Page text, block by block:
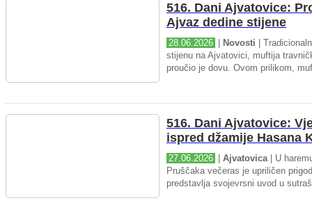
516. Dani Ajvatovice:
Ajvaz dedine stijene
28.06.2026 Novosti |
stijenu na Ajvatovici, muftija
proučio je dovu. Ovom prilikom,
516. Dani Ajvatovice:
ispred džamije Hasana
27.06.2026 Ajvatovica| U
Pruščaka večeras je upriličen
predstavlja svojevrsni uvod u